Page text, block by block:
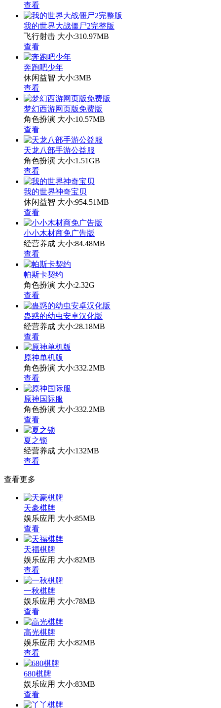
查看
我的世界大战僵尸2完整版
飞行射击 大小:310.97MB
查看
奔跑吧少年
休闲益智 大小:3MB
查看
梦幻西游网页版免费版
角色扮演 大小:10.57MB
查看
天龙八部手游公益服
角色扮演 大小:1.51GB
查看
我的世界神奇宝贝
休闲益智 大小:954.51MB
查看
小小木材商免广告版
经营养成 大小:84.48MB
查看
帕斯卡契约
角色扮演 大小:2.32G
查看
蛊惑的幼虫安卓汉化版
经营养成 大小:28.18MB
查看
原神单机版
角色扮演 大小:332.2MB
查看
原神国际服
角色扮演 大小:332.2MB
查看
夏之锁
经营养成 大小:132MB
查看
查看更多
天豪棋牌
娱乐应用 大小:85MB
查看
天福棋牌
娱乐应用 大小:82MB
查看
一秋棋牌
娱乐应用 大小:78MB
查看
高光棋牌
娱乐应用 大小:82MB
查看
680棋牌
娱乐应用 大小:83MB
查看